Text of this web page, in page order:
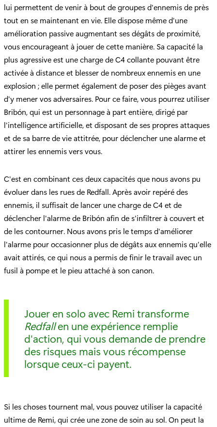
lui permettent de venir à bout de groupes d'ennemis de près
tout en se maintenant en vie. Elle dispose même d'une
amélioration passive augmentant ses dégâts de proximité,
vous encourageant à jouer de cette manière. Sa capacité la
plus agressive est une charge de C4 collante pouvant être
activée à distance et blesser de nombreux ennemis en une
explosion ; elle permet également de poser des pièges avant
d'y mener vos adversaires. Pour ce faire, vous pourrez utiliser
Bribón, qui est un personnage à part entière, dirigé par
l'intelligence artificielle, et disposant de ses propres attaques
et de sa barre de vie attitrée, pour déclencher une alarme et
attirer les ennemis vers vous.
C'est en combinant ces deux capacités que nous avons pu
évoluer dans les rues de Redfall. Après avoir repéré des
ennemis, il suffisait de lancer une charge de C4 et de
déclencher l'alarme de Bribón afin de s'infiltrer à couvert et
de les contourner. Nous avons pris le temps d'améliorer
l'alarme pour occasionner plus de dégâts aux ennemis qu'elle
avait attirés, ce qui nous a permis de finir le travail avec un
fusil à pompe et le pieu attaché à son canon.
Jouer en solo avec Remi transforme
Redfallen une expérience remplie
d'action, qui vous demande de prendre
des risques mais vous récompense
lorsque ceux-ci payent.
Si les choses tournent mal, vous pouvez utiliser la capacité
ultime de Remi, qui crée une zone de soin au sol. On peut la